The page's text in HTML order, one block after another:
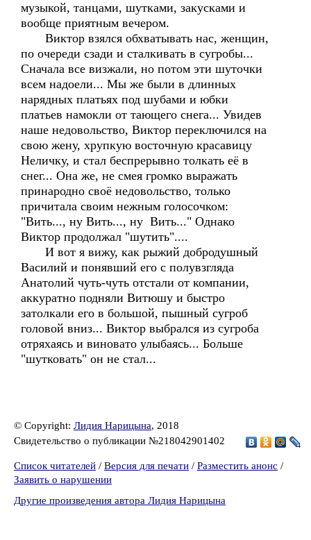
музыкой, танцами, шутками, закусками и
вообще приятным вечером.
Виктор взялся обхватывать нас, женщин,
по очереди сзади и сталкивать в сугробы...
Сначала все визжали, но потом эти шуточки
всем надоели... Мы же были в длинных
нарядных платьях под шубами и юбки
платьев намокли от тающего снега... Увидев
наше недовольство, Виктор переключился на
свою жену, хрупкую восточную красавицу
Неличку, и стал беспрерывно толкать её в
снег... Она же, не смея громко выражать
принародно своё недовольство, только
причитала своим нежным голосочком:
"Вить..., ну Вить..., ну Вить..." Однако
Виктор продолжал "шутить"....
И вот я вижу, как рыжий добродушный
Василий и понявший его с полувзгляда
Анатолий чуть-чуть отстали от компании,
аккуратно подняли Витюшу и быстро
затолкали его в большой, пышный сугроб
головой вниз... Виктор выбрался из сугроба
отряхаясь и виновато улыбаясь... Больше
"шутковать" он не стал...
© Copyright: Лидия Нарицына, 2018
Свидетельство о публикации №218042901402
Список читателей / Версия для печати / Разместить анонс /
Заявить о нарушении
Другие произведения автора Лидия Нарицына